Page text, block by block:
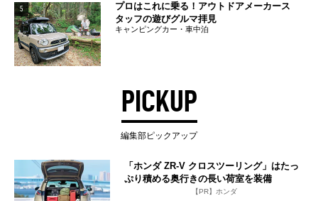
5
プロはこれに乗る！アウトドアメーカース
タッフの遊びグルマ拝見
キャンピングカー・車中泊
PICKUP
編集部ピックアップ
「ホンダ ZR-V クロスツーリング」はたっ
ぷり積める奥行きの長い荷室を装備
【PR】ホンダ